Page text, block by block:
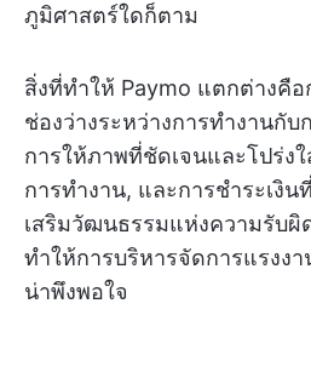
ภูมิศาสตร์ใดก็ตาม
สิ่งที่ทำให้ Paymo แตกต่างคื
ช่องว่างระหว่างการทำงานกั
การให้ภาพที่ชัดเจนและโปร่ง
การทำงาน, และการชำระเงิ
เสริมวัฒนธรรมแห่งความรับ
ทำให้การบริหารจัดการแรงง
น่าพึงพอใจ